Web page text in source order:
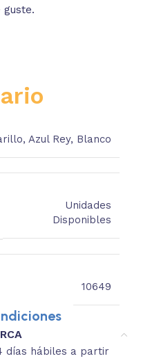
guste.
,Azul Rey, Blanco
Unidades
Disponibles
10649
días hábiles a partir